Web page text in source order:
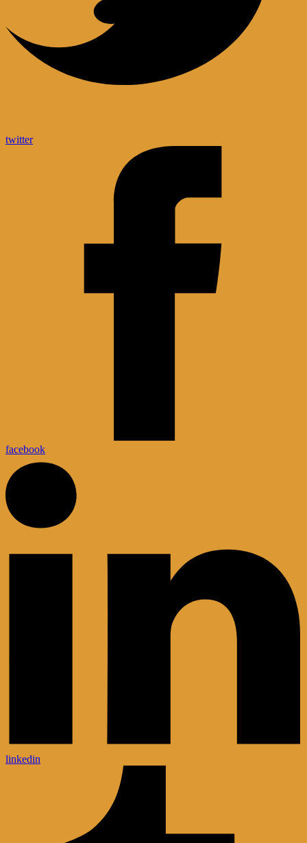
twitter
facebook
linkedin